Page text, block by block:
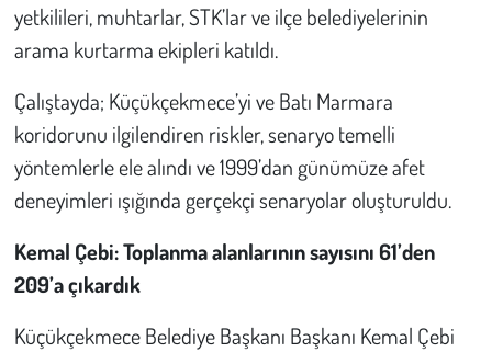
yetkilileri, muhtarlar, STK’lar ve ilçe belediyelerinin
arama kurtarma ekipleri katıldı.
Çalıştayda; Küçükçekmece’yi ve Batı Marmara
koridorunu ilgilendiren riskler, senaryo temelli
yöntemlerle ele alındı ve 1999’dan günümüze afet
deneyimleri ışığında gerçekçi senaryolar oluşturuldu.
Kemal Çebi: Toplanma alanlarının sayısını 61’den
209’a çıkardık
Küçükçekmece Belediye Başkanı Başkanı Kemal Çebi